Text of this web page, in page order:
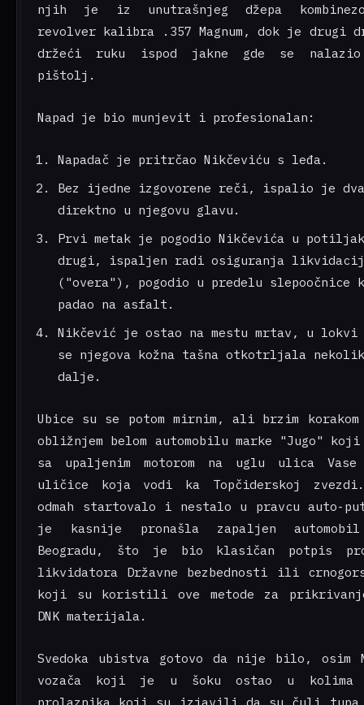
njih je iz unutrašnjeg džepa
revolver kalibra .357 Magnum, dok je drugi
držeći ruku ispod jakne gde se nalazio
pištolj.
Napad je bio munjevit i profesionalan:
Napadač je pritrčao Nikčeviću s leđa.
Bez ijedne izgovorene reči, ispalio je
direktno u njegovu glavu.
Prvi metak je pogodio Nikčevića u
drugi, ispaljen radi osiguranja
("overa"), pogodio u predelu slepoočnice
padao na asfalt.
Nikčević je ostao na mestu mrtav, u
se njegova kožna tašna otkotrljala
dalje.
Ubice su se potom mirnim, ali brzim
obližnjem belom automobilu marke "Jugo"
sa upaljenim motorom na uglu ulica
uličice koja vodi ka Topčiderskoj
odmah startovalo i nestalo u pravcu auto-
je kasnije pronašla zapaljen automobil
Beogradu, što je bio klasičan potpis
likvidatora Državne bezbednosti ili
koji su koristili ove metode za
DNK materijala.
Svedoka ubistva gotovo da nije bilo, osim
vozača koji je u šoku ostao u kolima